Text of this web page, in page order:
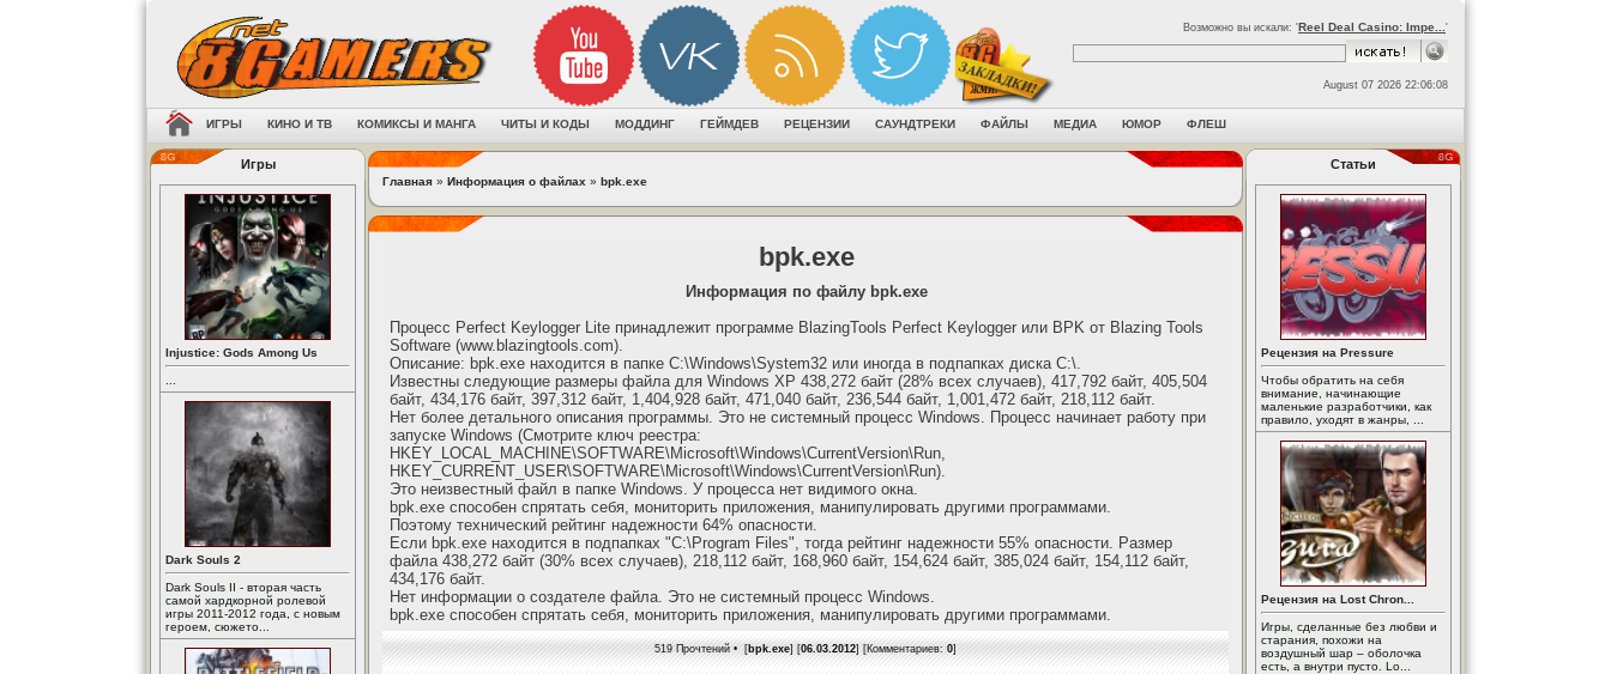
Возможно вы искали: 'Reel Deal Casino: Impe... '
August 07 2026 22:06:08
ИГРЫ КИНО И ТВ КОМИКСЫ И МАНГА ЧИТЫ И КОДЫ МОДДИНГ ГЕЙМДЕВ РЕЦЕНЗИИ САУНДТРЕКИ ФАЙЛЫ МЕДИА ЮМОР ФЛЕШ
Игры
Injustice: Gods Among Us
Dark Souls 2
Dark Souls II - вторая часть
самой хардкорной ролевой
игры 2011-2012 года, с новым
героем, сюжето...
Главная » Информация о файлах » bpk.exe
bpk.exe
Информация по файлу bpk.exe
Процесс Perfect Keylogger Lite принадлежит программе BlazingTools Perfect Keylogger или BPK от Blazing Tools
Software (www.blazingtools.com).
Описание: bpk.exe находится в папке C:\Windows\System32 или иногда в подпапках диска C:\.
Известны следующие размеры файла для Windows XP 438,272 байт (28% всех случаев), 417,792 байт, 405,504
байт, 434,176 байт, 397,312 байт, 1,404,928 байт, 471,040 байт, 236,544 байт, 1,001,472 байт, 218,112 байт.
Нет более детального описания программы. Это не системный процесс Windows. Процесс начинает работу при
запуске Windows (Смотрите ключ реестра:
HKEY_LOCAL_MACHINE\SOFTWARE\Microsoft\Windows\CurrentVersion\Run,
HKEY_CURRENT_USER\SOFTWARE\Microsoft\Windows\CurrentVersion\Run).
Это неизвестный файл в папке Windows. У процесса нет видимого окна.
bpk.exe способен спрятать себя, мониторить приложения, манипулировать другими программами.
Поэтому технический рейтинг надежности 64% опасности.
Если bpk.exe находится в подпапках "C:\Program Files", тогда рейтинг надежности 55% опасности. Размер
файла 438,272 байт (30% всех случаев), 218,112 байт, 168,960 байт, 154,624 байт, 385,024 байт, 154,112 байт,
434,176 байт.
Нет информации о создателе файла. Это не системный процесс Windows.
bpk.exe способен спрятать себя, мониторить приложения, манипулировать другими программами.
519 Прочтений • [bpk.exe] [06.03.2012] [Комментариев: 0]
Статьи
Рецензия на Pressure
Чтобы обратить на себя
внимание, начинающие
маленькие разработчики, как
правило, уходят в жанры, ...
Рецензия на Lost Chron...
Игры, сделанные без любви и
старания, похожи на
воздушный шар – оболочка
есть, а внутри пусто. Lo...